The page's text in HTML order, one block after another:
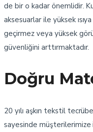
de bir o kadar önemlidir.
aksesuarlar ile yüksek
geçirmez veya yüksek
güvenliğini arttırmaktadır.
Doğru
20 yılı aşkın tekstil
sayesinde